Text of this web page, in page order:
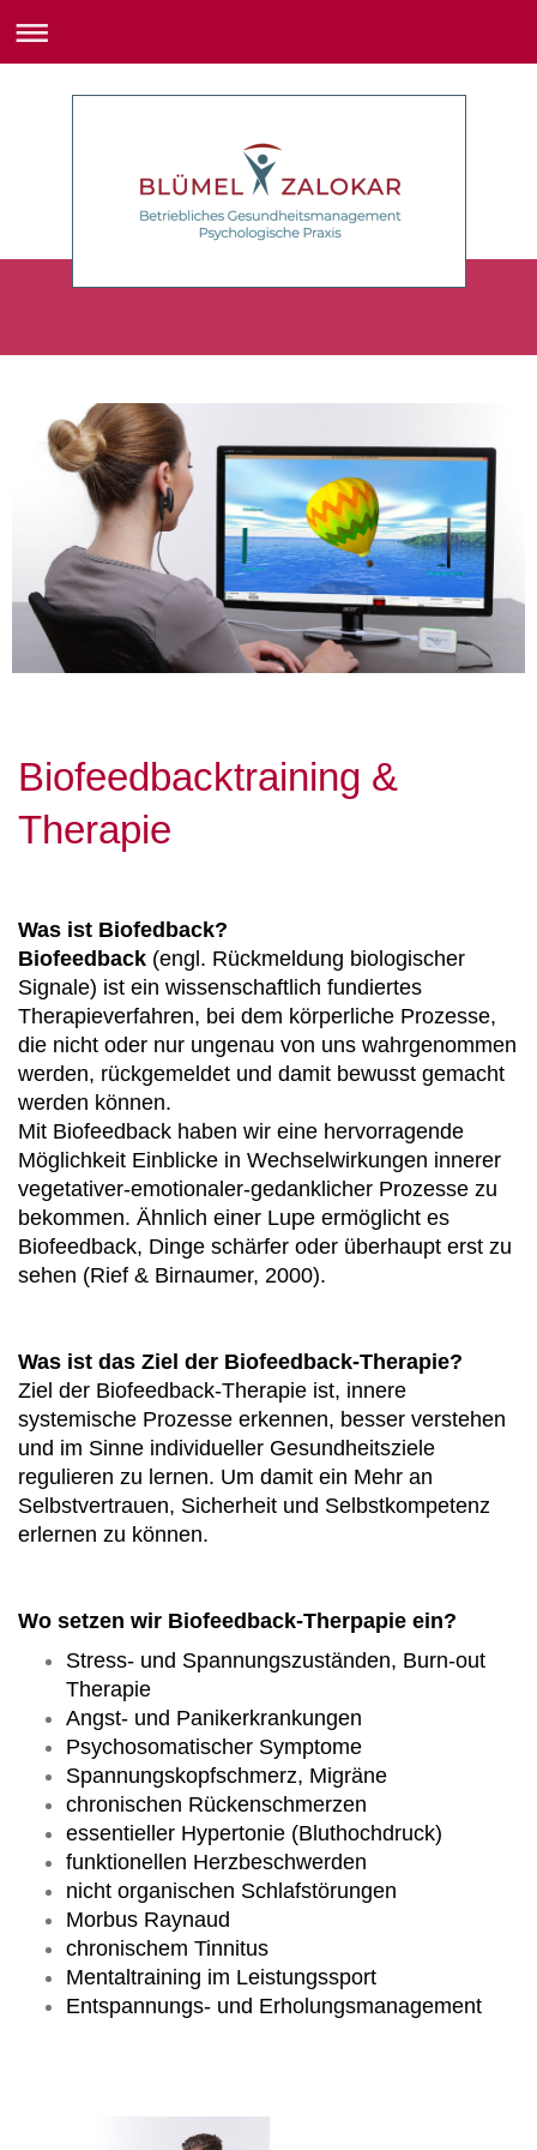
Biofeedbacktraining &
Therapie
Was ist Biofedback?
Biofeedback (engl. Rückmeldung biologischer
Signale) ist ein wissenschaftlich fundiertes
Therapieverfahren, bei dem körperliche Prozesse,
die nicht oder nur ungenau von uns wahrgenommen
werden, rückgemeldet und damit bewusst gemacht
werden können.
Mit Biofeedback haben wir eine hervorragende
Möglichkeit Einblicke in Wechselwirkungen innerer
vegetativer-emotionaler-gedanklicher Prozesse zu
bekommen. Ähnlich einer Lupe ermöglicht es
Biofeedback, Dinge schärfer oder überhaupt erst zu
sehen (Rief & Birnaumer, 2000).
Was ist das Ziel der Biofeedback-Therapie?
Ziel der Biofeedback-Therapie ist, innere
systemische Prozesse erkennen, besser verstehen
und im Sinne individueller Gesundheitsziele
regulieren zu lernen. Um damit ein Mehr an
Selbstvertrauen, Sicherheit und Selbstkompetenz
erlernen zu können.
Wo setzen wir Biofeedback-Therpapie ein?
Stress- und Spannungszuständen, Burn-out
Therapie
Angst- und Panikerkrankungen
Psychosomatischer Symptome
Spannungskopfschmerz, Migräne
chronischen Rückenschmerzen
essentieller Hypertonie (Bluthochdruck)
funktionellen Herzbeschwerden
nicht organischen Schlafstörungen
Morbus Raynaud
chronischem Tinnitus
Mentaltraining im Leistungssport
Entspannungs- und Erholungsmanagement